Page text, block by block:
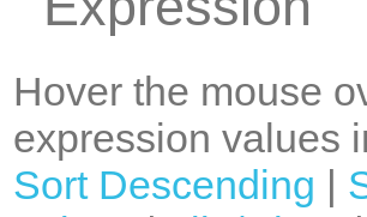
Hover the mouse
expression values
Sort Descending